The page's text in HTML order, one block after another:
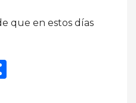
que en estos días